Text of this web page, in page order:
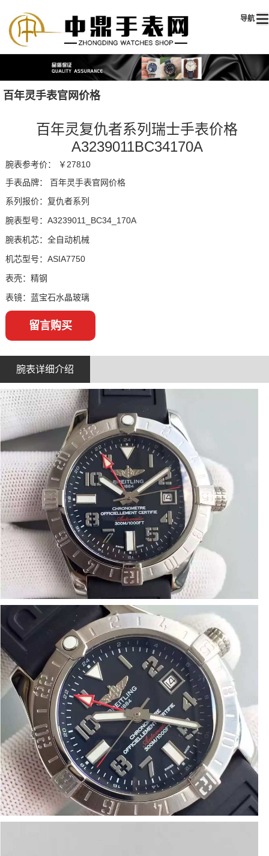
导航
百年灵手表官网价格
百年灵复仇者系列瑞士手表价格
A3239011BC34170A
腕表参考价：
￥27810
手表品牌：
百年灵手表官网价格
系列报价：复仇者系列
腕表型号：A3239011_BC34_170A
腕表机芯：全自动机械
机芯型号：ASIA7750
表壳：精钢
表镜：蓝宝石水晶玻璃
留言购买
腕表详细介绍